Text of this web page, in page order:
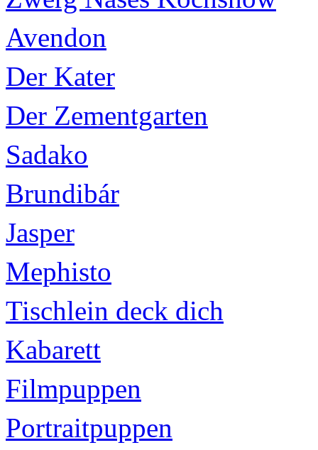
Avendon
Der Kater
Der Zementgarten
Sadako
Brundibár
Jasper
Mephisto
Tischlein deck dich
Kabarett
Filmpuppen
Portraitpuppen